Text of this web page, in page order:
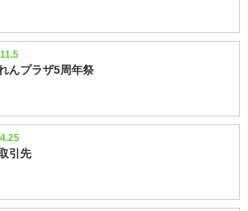
んプラザ5周年祭
引先